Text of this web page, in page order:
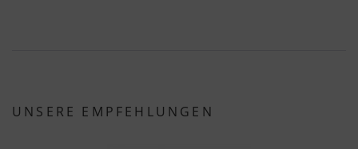
UNSERE EMPFEHLUNGEN